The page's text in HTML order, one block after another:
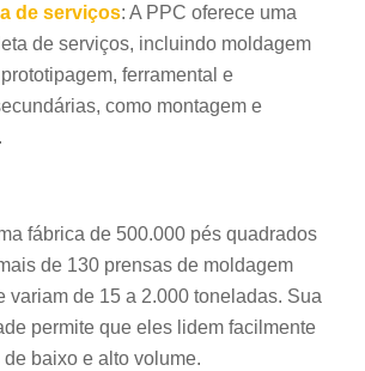
de serviços: A PPC oferece uma
de serviços, incluindo moldagem
ferramental e
como montagem e
fábrica de 500.000 pés quadrados
de 130 prensas de moldagem
variam de 15 a 2.000 toneladas. Sua
permite que eles lidem facilmente
baixo e alto volume.